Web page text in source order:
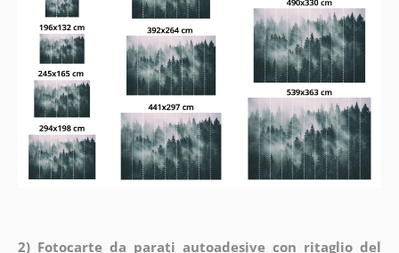
2) Fotocarte da parati autoadesive con ritaglio del